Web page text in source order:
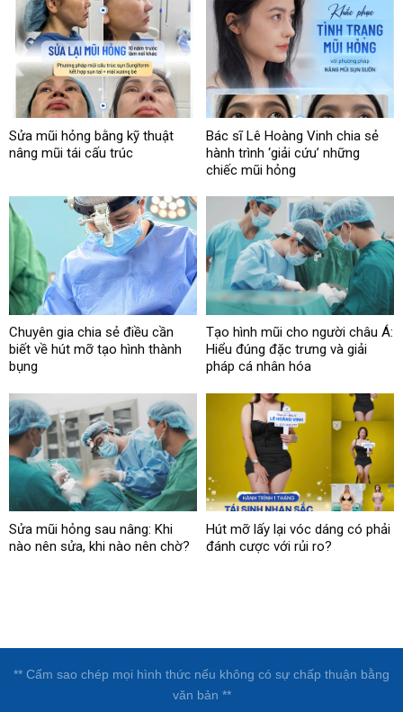
Sửa mũi hỏng bằng kỹ thuật
nâng mũi tái cấu trúc
Bác sĩ Lê Hoàng Vinh chia sẻ
hành trình ‘giải cứu’ những
chiếc mũi hỏng
Chuyên gia chia sẻ điều cần
biết về hút mỡ tạo hình thành
bụng
Tạo hình mũi cho người châu Á:
Hiểu đúng đặc trưng và giải
pháp cá nhân hóa
Sửa mũi hỏng sau nâng: Khi
nào nên sửa, khi nào nên chờ?
Hút mỡ lấy lại vóc dáng có phải
đánh cược với rủi ro?
** Cấm sao chép mọi hình thức nếu không có sự chấp thuận bằng
văn bản **